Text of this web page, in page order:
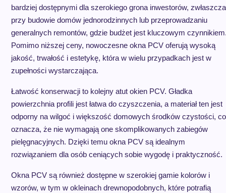
bardziej dostępnymi dla szerokiego grona inwestorów, zwłaszcza
przy budowie domów jednorodzinnych lub przeprowadzaniu
generalnych remontów, gdzie budżet jest kluczowym
Pomimo niższej ceny, nowoczesne okna PCV oferują wysoką
jakość, trwałość i estetykę, która w wielu przypadkach jest w
zupełności wystarczająca.
Łatwość konserwacji to kolejny atut okien PCV. Gładka
powierzchnia profili jest łatwa do czyszczenia, a materiał ten jest
odporny na wilgoć i większość domowych środków czystości, co
oznacza, że nie wymagają one skomplikowanych zabiegów
pielęgnacyjnych. Dzięki temu okna PCV są idealnym
rozwiązaniem dla osób ceniących sobie wygodę i praktyczność.
Okna PCV są również dostępne w szerokiej gamie kolorów i
wzorów, w tym w okleinach drewnopodobnych, które potrafią